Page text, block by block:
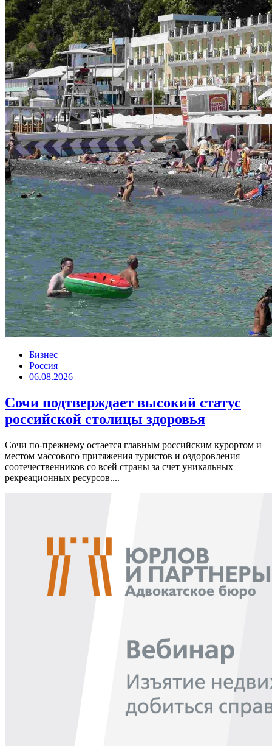
Бизнес
Россия
06.08.2026
Сочи подтверждает высокий статус
российской столицы здоровья
Сочи по-прежнему остается главным российским курортом и
местом массового притяжения туристов и оздоровления
соотечественников со всей страны за счет уникальных
рекреационных ресурсов....